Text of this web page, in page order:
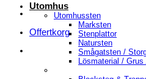
Offertkorg
Utomhus
Utomhussten
Marksten
Stenplattor
Natursten
Smågatsten /
Lösmaterial /